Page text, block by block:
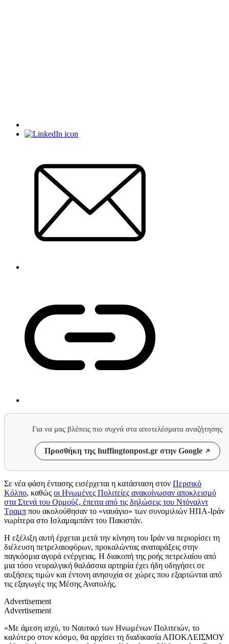
Για να μας βλέπεις πιο συχνά στα αποτελέσματα αναζήτησης
Προσθήκη της huffingtonpost.gr στην Google
Σε νέα φάση έντασης εισέρχεται η κατάσταση στον Περσικό
Κόλπο, καθώς οι Ηνωμένες Πολιτείες ανακοίνωσαν αποκλεισμό
στα Στενά του Ορμούζ, έπειτα από τις δηλώσεις του Ντόναλντ
Τραμπ που ακολούθησαν το «ναυάγιο» των συνομιλιών ΗΠΑ-Ιράν
νωρίτερα στο Ισλαμαμπάντ του Πακιστάν.
Η εξέλιξη αυτή έρχεται μετά την κίνηση του Ιράν να περιορίσει τη
διέλευση πετρελαιοφόρων, προκαλώντας αναταράξεις στην
παγκόσμια αγορά ενέργειας. Η διακοπή της ροής πετρελαίου από
μια τόσο νευραλγική θαλάσσια αρτηρία έχει ήδη οδηγήσει σε
αυξήσεις τιμών και έντονη ανησυχία σε χώρες που εξαρτώνται από
τις εξαγωγές της Μέσης Ανατολής.
Advertisement
Advertisement
«Με άμεση ισχύ, το Ναυτικό των Ηνωμένων Πολιτειών, το
καλύτερο στον κόσμο, θα αρχίσει τη διαδικασία ΑΠΟΚΛΕΙΣΜΟΥ